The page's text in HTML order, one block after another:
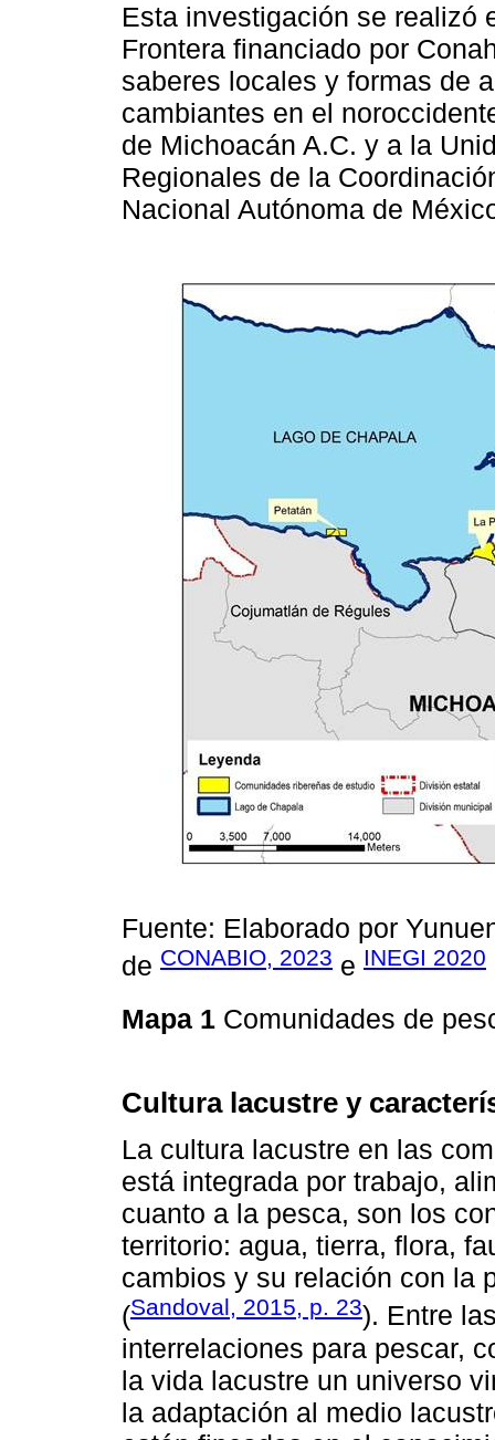
Esta investigación se realizó
Frontera financiado por
saberes locales y formas de
cambiantes en el
de Michoacán A.C. y a la
Regionales de la
Nacional Autónoma de
Fuente: Elaborado por
de CONABIO, 2023 e INEGI 2020
Mapa 1 Comunidades de
Cultura lacustre y
La cultura lacustre en las
está integrada por trabajo,
cuanto a la pesca, son los
territorio: agua, tierra, flora,
cambios y su relación con la
(Sandoval, 2015, p. 23). Entre
interrelaciones para pescar,
la vida lacustre un universo
la adaptación al medio